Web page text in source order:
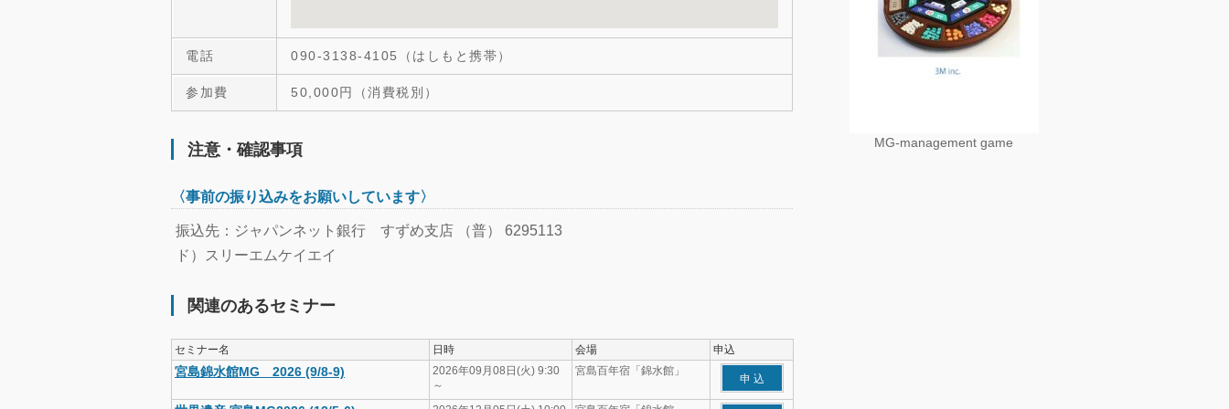
電話 090-3138-4105（はしもと携帯）
参加費 50,000円（消費税別）
注意・確認事項
〈事前の振り込みをお願いしています〉
振込先：ジャパンネット銀行 すずめ支店 （普） 6295113
ド）スリーエムケイエイ
関連のあるセミナー
セミナー名
宮島錦水館MG 2026 (9/8-9)
日時
2026年09月08日(火) 9:30
～
会場
宮島百年宿「錦水館」
申込
申 込
MG-management game